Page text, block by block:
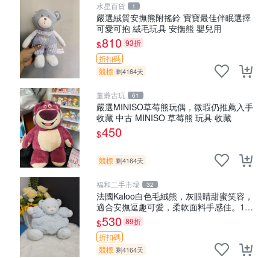
水星百貨 1
嚴選絨質安撫熊附搖鈴 寶寶最佳伴眠選擇
可愛可抱 絨毛玩具 安撫熊 嬰兒用
$810 93折
折扣碼
競標 剩4164天
董爺古玩 61
嚴選MINISO草莓熊玩偶，微瑕仍推薦入手
收藏 中古 MINISO 草莓熊 玩具 收藏
$450
競標 剩4164天
福和二手市場 32
法國Kaloo白色毛絨熊，灰眼睛甜蜜笑容，
適合安撫逗趣可愛，柔軟面料手感佳。14
白色安撫熊 毛絨玩具 寶寶逗樂具
$530 89折
折扣碼
競標 剩4164天